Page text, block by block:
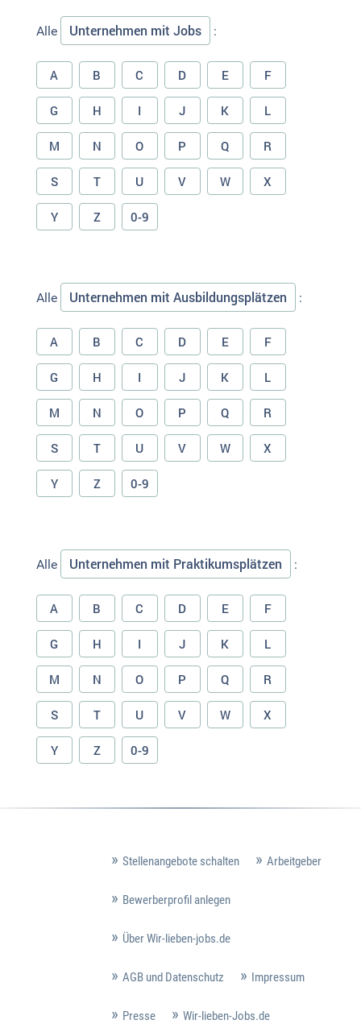
Alle Unternehmen mit Jobs :
A B C D E F
G H I J K L
M N O P Q R
S T U V W X
Y Z 0-9
Alle Unternehmen mit Ausbildungsplätzen :
A B C D E F
G H I J K L
M N O P Q R
S T U V W X
Y Z 0-9
Alle Unternehmen mit Praktikumsplätzen :
A B C D E F
G H I J K L
M N O P Q R
S T U V W X
Y Z 0-9
Stellenangebote schalten Arbeitgeber
Bewerberprofil anlegen
Über Wir-lieben-jobs.de
AGB und Datenschutz Impressum
Presse Wir-lieben-Jobs.de